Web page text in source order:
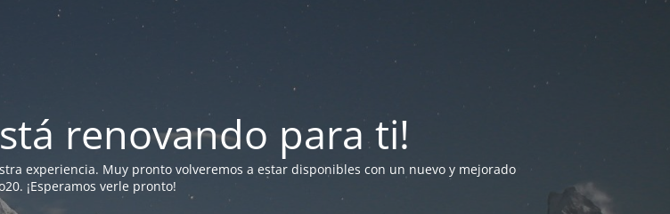
renovando para ti!
experiencia. Muy pronto volveremos a estar disponibles con un nuevo y mejorado
¡Esperamos verle pronto!